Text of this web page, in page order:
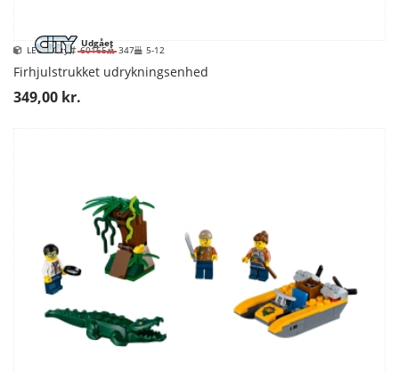
Udgået
LEGO City 60165 347 5-12
Firhjulstrukket udrykningsenhed
349,00 kr.